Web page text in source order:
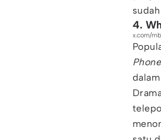
4.
x.com/